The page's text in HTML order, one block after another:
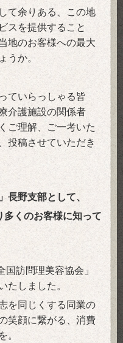
て余りある、この地
スを提供すること
地のお客様への最大
か。
ていらっしゃる皆
介護施設の関係者
ご理解、ご一考いた
投稿させていただき
長野支部として、
多くのお客様に知って
国訪問理美容協会」
しました。
を同じくする同業の
笑顔に繋がる、消費